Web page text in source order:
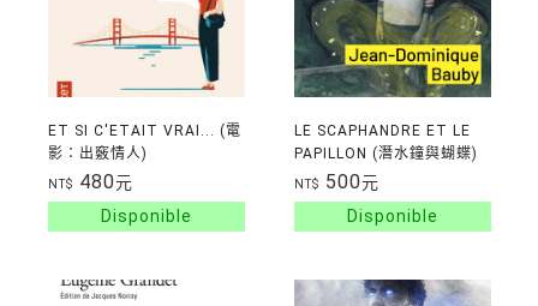
ET SI C'ETAIT VRAI... (電
影：出竅情人)
NT$ 480元
LE SCAPHANDRE ET LE
PAPILLON (潛水鐘與蝴蝶)
NT$ 500元